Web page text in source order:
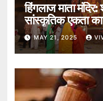
हिंगलाज माता
सांस्कृतिक एकता
MAY 21, 2025